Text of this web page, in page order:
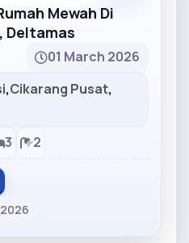
Mewah Di
Deltamas
01 March 2026
,Cikarang Pusat,
3 2